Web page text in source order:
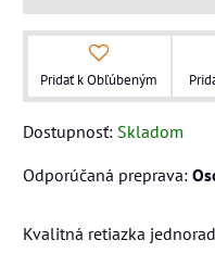
Pridať k Obľúbeným
Dostupnosť: Skladom
Kvalitná retiazka